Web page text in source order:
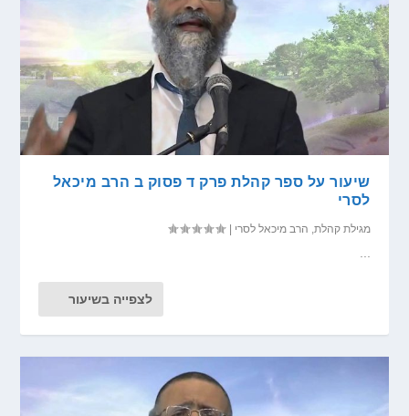
שיעור על ספר קהלת פרק ד פסוק ב הרב מיכאל
לסרי
מגילת קהלת, הרב מיכאל לסרי |
...
לצפייה בשיעור